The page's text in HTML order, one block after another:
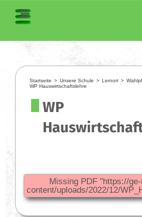
WP
Startseite > Unsere Schule > Lernort >
WP Hauswirtschaftslehre
Missing PDF "https://
content/uploads/2022/12/